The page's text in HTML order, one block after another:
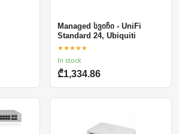
Managed სვიჩი - UniFi
Standard 24, Ubiquiti
★★★★★
In stock
₾1,334.86